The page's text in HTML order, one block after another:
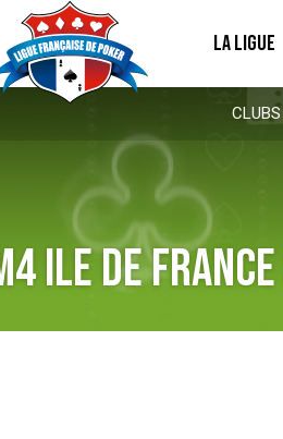
LA LIGUE
Ile de